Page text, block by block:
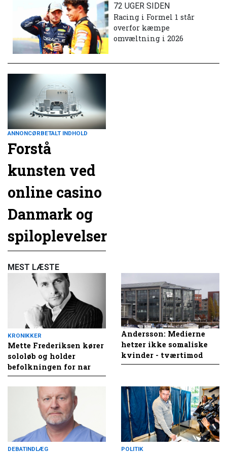
72 UGER SIDEN
Racing i Formel 1 står
overfor kæmpe
omvæltning i 2026
ANNONCØRBETALT INDHOLD
Forstå
kunsten ved
online casino
Danmark og
spiloplevelser
MEST LÆSTE
KRONIKKER
Mette Frederiksen kører
sololøb og holder
befolkningen for nar
Andersson: Medierne
hetzer ikke somaliske
kvinder - tværtimod
DEBATINDLÆG POLITIK